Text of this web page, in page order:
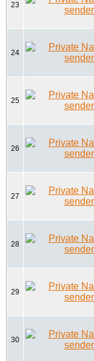
23
24
25
26
27
28
29
30